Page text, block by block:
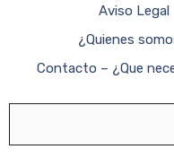
Aviso Legal
¿Quienes
Contacto – ¿Que